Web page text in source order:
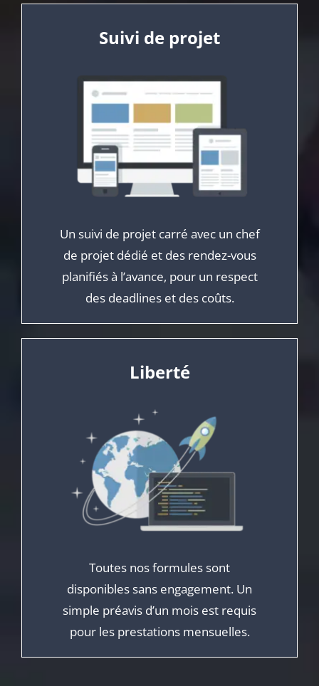
Suivi de projet
Un suivi de projet carré avec un chef
de projet dédié et des rendez-vous
planifiés à l’avance, pour un respect
des deadlines et des coûts.
Liberté
Toutes nos formules sont
disponibles sans engagement. Un
simple préavis d’un mois est requis
pour les prestations mensuelles.